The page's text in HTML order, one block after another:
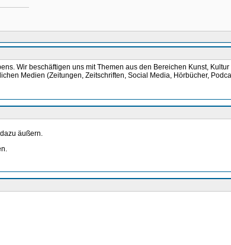
Wir beschäftigen uns mit Themen aus den Bereichen Kunst,
Medien (Zeitungen, Zeitschriften, Social Media, Hörbücher,
äußern.